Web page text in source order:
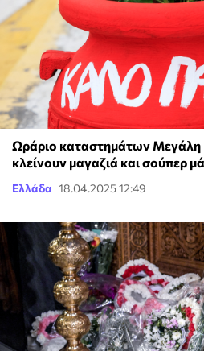
Ωράριο καταστημάτων Μεγάλη
κλείνουν μαγαζιά και σούπερ
Ελλάδα 18.04.2025 12:49